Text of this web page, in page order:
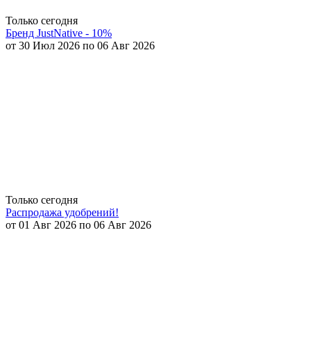
Только сегодня
Бренд JustNative - 10%
от 30 Июл 2026 по 06 Авг 2026
Только сегодня
Распродажа удобрений!
от 01 Авг 2026 по 06 Авг 2026